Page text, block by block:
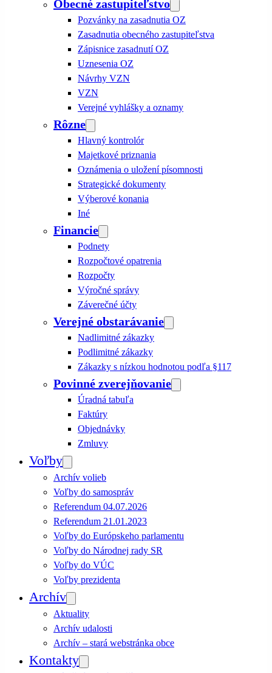
Obecné zastupiteľstvo
Pozvánky na zasadnutia OZ
Zasadnutia obecného zastupiteľstva
Zápisnice zasadnutí OZ
Uznesenia OZ
Návrhy VZN
VZN
Verejné vyhlášky a oznamy
Rôzne
Hlavný kontrolór
Majetkové priznania
Oznámenia o uložení písomnosti
Strategické dokumenty
Výberové konania
Iné
Financie
Podnety
Rozpočtové opatrenia
Rozpočty
Výročné správy
Záverečné účty
Verejné obstarávanie
Nadlimitné zákazky
Podlimitné zákazky
Zákazky s nízkou hodnotou podľa §117
Povinné zverejňovanie
Úradná tabuľa
Faktúry
Objednávky
Zmluvy
Voľby
Archív volieb
Voľby do samospráv
Referendum 04.07.2026
Referendum 21.01.2023
Voľby do Európskeho parlamentu
Voľby do Národnej rady SR
Voľby do VÚC
Voľby prezidenta
Archív
Aktuality
Archív udalosti
Archív – stará webstránka obce
Kontakty